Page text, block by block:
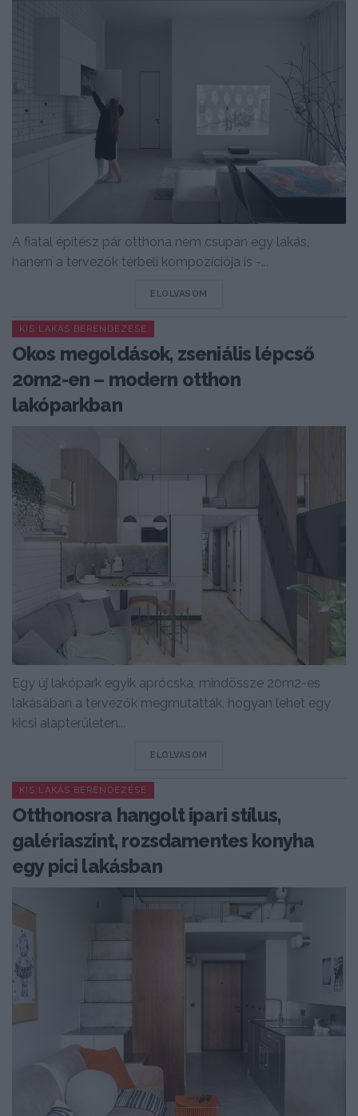
A fiatal építész pár otthona nem csupán egy lakás,
hanem a tervezők térbeli kompozíciója is -...
ELOLVASOM
KIS LAKÁS BERENDEZÉSE
Okos megoldások, zseniális lépcső
20m2-en – modern otthon
lakóparkban
Egy új lakópark egyik aprócska, mindössze 20m2-es
lakásában a tervezők megmutatták, hogyan lehet egy
kicsi alapterületen...
ELOLVASOM
KIS LAKÁS BERENDEZÉSE
Otthonosra hangolt ipari stílus,
galériaszint, rozsdamentes konyha
egy pici lakásban